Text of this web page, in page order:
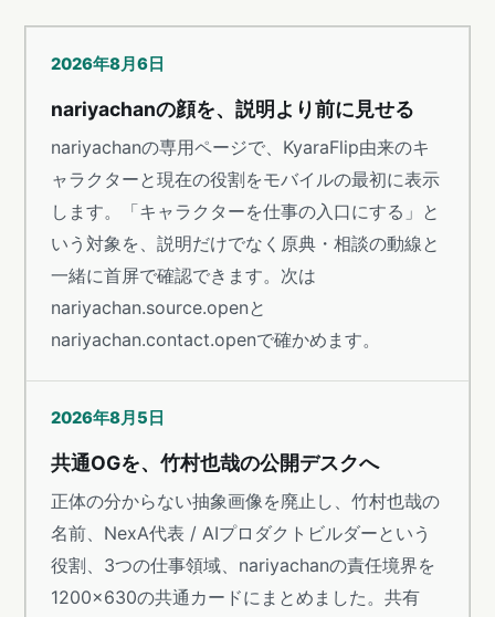
2026年8月6日
nariyachanの顔を、説明より前に見せる
nariyachanの専用ページで、KyaraFlip由来のキ
ャラクターと現在の役割をモバイルの最初に表示
します。「キャラクターを仕事の入口にする」と
いう対象を、説明だけでなく原典・相談の動線と
一緒に首屏で確認できます。次は
nariyachan.source.openと
nariyachan.contact.openで確かめます。
2026年8月5日
共通OGを、竹村也哉の公開デスクへ
正体の分からない抽象画像を廃止し、竹村也哉の
名前、NexA代表 / AIプロダクトビルダーという
役割、3つの仕事領域、nariyachanの責任境界を
1200×630の共通カードにまとめました。共有